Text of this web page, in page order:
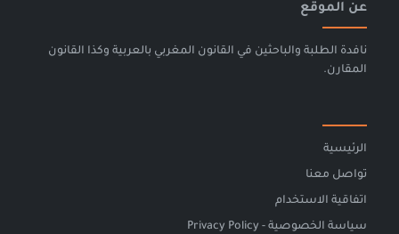
عن الموقع
نافدة الطلبة والباحثين في القانون المغربي بالعربية وكذا القانون
المقارن.
الرئيسية
تواصل معنا
اتفاقية الاستخدام
سياسة الخصوصية - Privacy Policy